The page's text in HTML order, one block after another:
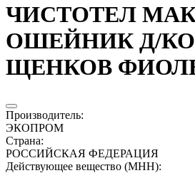
ЧИСТОТЕЛ
ОШЕЙНИК Д/
ЩЕНКОВ
Производитель:
ЭКОПРОМ
Страна:
РОССИЙСКАЯ ФЕДЕРАЦИЯ
Действующее вещество (МНН):